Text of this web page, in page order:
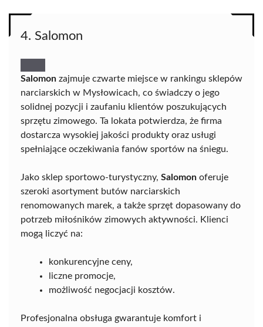
4. Salomon
Salomon zajmuje czwarte miejsce w rankingu sklepów
narciarskich w Mysłowicach, co świadczy o jego
solidnej pozycji i zaufaniu klientów poszukujących
sprzętu zimowego. Ta lokata potwierdza, że firma
dostarcza wysokiej jakości produkty oraz usługi
spełniające oczekiwania fanów sportów na śniegu.
Jako sklep sportowo-turystyczny, Salomon oferuje
szeroki asortyment butów narciarskich
renomowanych marek, a także sprzęt dopasowany do
potrzeb miłośników zimowych aktywności. Klienci
mogą liczyć na:
konkurencyjne ceny,
liczne promocje,
możliwość negocjacji kosztów.
Profesjonalna obsługa gwarantuje komfort i